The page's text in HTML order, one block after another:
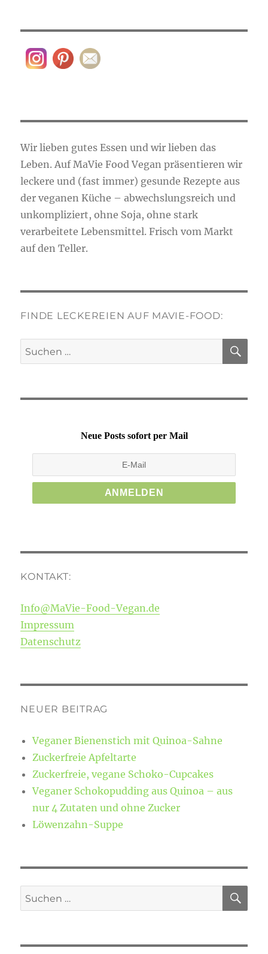
Wir lieben gutes Essen und wir lieben das
Leben. Auf MaVie Food Vegan präsentieren wir
leckere und (fast immer) gesunde Rezepte aus
der veganen Küche – abwechslungsreich und
unkompliziert, ohne Soja, ohne stark
verarbeitete Lebensmittel. Frisch vom Markt
auf den Teller.
FINDE LECKEREIEN AUF MAVIE-FOOD:
Suchen
nach:
Neue Posts sofort per Mail
KONTAKT:
Info@MaVie-Food-Vegan.de
Impressum
Datenschutz
NEUER BEITRAG
Veganer Bienenstich mit Quinoa-Sahne
Zuckerfreie Apfeltarte
Zuckerfreie, vegane Schoko-Cupcakes
Veganer Schokopudding aus Quinoa – aus
nur 4 Zutaten und ohne Zucker
Löwenzahn-Suppe
Suchen
nach: